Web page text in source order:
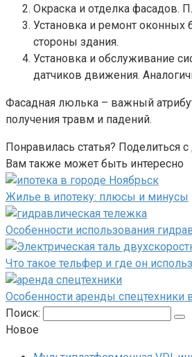
Окраска и отделка фасадов.
Установка и ремонт
стороны здания.
Установка и обслуживание
датчиков движения.
Фасадная люлька – важный
получения травм и падений.
Понравилась статья? Поделиться
Вам также может быть интересно
Жилье в ипотеку: плюсы и минусы
Особенности использования
Что такое тельфер и где он
Особенности аренды спецтехники
Поиск:
Новое